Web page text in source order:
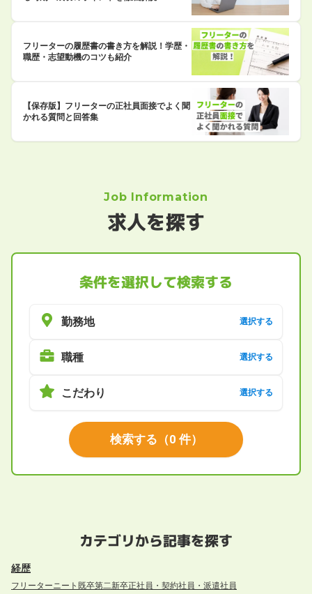
フリーターの履歴書の書き方を解説！学歴・
職歴・志望動機のコツも紹介
【保存版】フリーターの正社員面接でよく聞
かれる質問と回答集
Job Information
求人を探す
条件を選択して検索する
勤務地 選択する
職種 選択する
こだわり 選択する
検索する （0 件）
カテゴリから記事を探す
経歴
フリーターニート 既卒第二新卒正社員・契約社員・派遣社員